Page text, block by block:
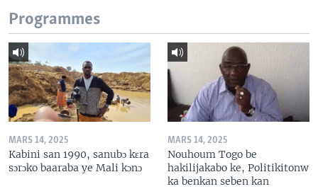
Programmes
MARS 14, 2025
Kabini san 1990, sanubɔ kɛra
sɔrɔko baaraba ye Mali kɔnɔ
MARS 14, 2025
Nouhoum Togo be
hakilijakabo ke, Politikitonw
ka benkan seben kan